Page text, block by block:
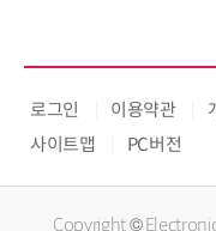
로그인 이용약관
사이트맵
PC버전
Copyright ©